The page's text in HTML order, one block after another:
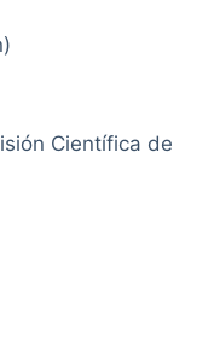
Científica de